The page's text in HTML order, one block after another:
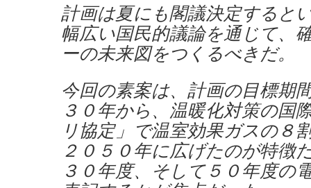
計画は夏にも閣議決定すると
幅広い国民的議論を通じて、
ーの未来図をつくるべきだ。
今回の素案は、計画の目標期
３０年から、温暖化対策の国
リ協定」で温室効果ガスの８
２０５０年に広げたのが特徴
３０年度、そして５０年度の